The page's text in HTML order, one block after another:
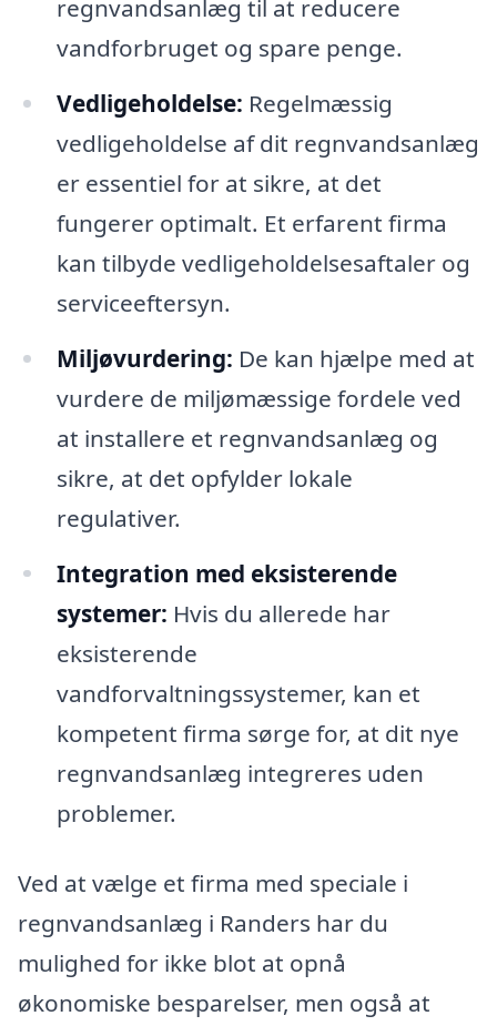
regnvandsanlæg til at reducere
vandforbruget og spare penge.
Vedligeholdelse: Regelmæssig
vedligeholdelse af dit regnvandsanlæg
er essentiel for at sikre, at det
fungerer optimalt. Et erfarent firma
kan tilbyde vedligeholdelsesaftaler og
serviceeftersyn.
Miljøvurdering: De kan hjælpe med at
vurdere de miljømæssige fordele ved
at installere et regnvandsanlæg og
sikre, at det opfylder lokale
regulativer.
Integration med eksisterende
systemer: Hvis du allerede har
eksisterende
vandforvaltningssystemer, kan et
kompetent firma sørge for, at dit nye
regnvandsanlæg integreres uden
problemer.
Ved at vælge et firma med speciale i
regnvandsanlæg i Randers har du
mulighed for ikke blot at opnå
økonomiske besparelser, men også at